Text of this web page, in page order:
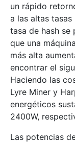
un rápido
a las altas
tasa de hash se
que una
más alta
encontrar el
Haciendo las
Lyre Miner y
energéticos
2400W,
Las potencias